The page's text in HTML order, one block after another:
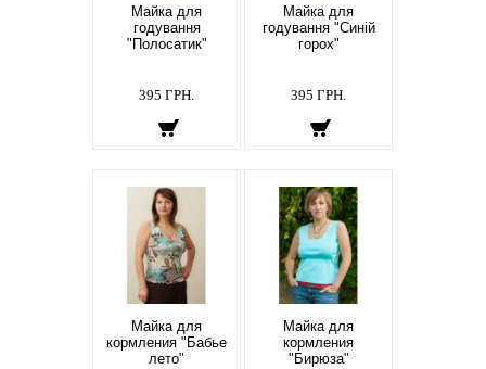
Майка для
годування
"Полосатик"
395 ГРН.
Майка для
годування "Синій
горох"
395 ГРН.
Майка для
кормления "Бабье
лето"
Майка для
кормления
"Бирюза"